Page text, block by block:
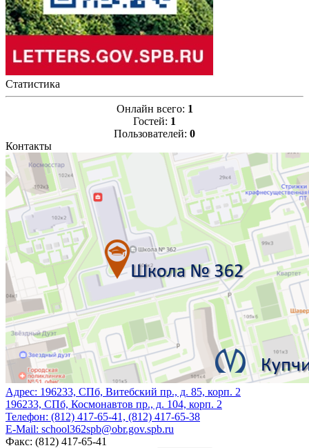
Статистика
Онлайн всего: 1
Гостей: 1
Пользователей: 0
Контакты
Адрес: 196233, СПб, Витебский пр., д. 85, корп. 2
196233, СПб, Космонавтов пр., д. 104, корп. 2
Телефон: (812) 417-65-41, (812) 417-65-38
E-Mail: school362spb@obr.gov.spb.ru
Факс: (812) 417-65-41